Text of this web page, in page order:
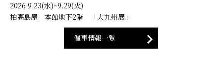
2026.9.23(水)~9.29(火)
柏高島屋 本館地下2階 「大九州展」
催事情報一覧